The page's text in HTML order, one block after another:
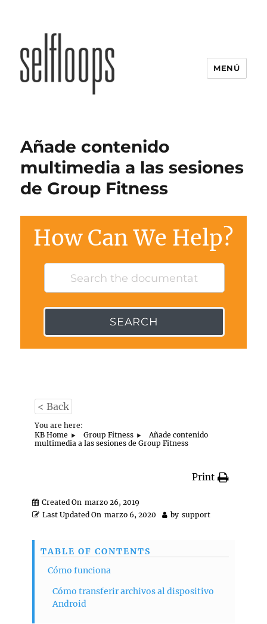
MENÚ
Añade contenido
multimedia a las sesiones
de Group Fitness
How Can We Help?
SEARCH
< Back
You are here:
KB Home
Group Fitness
Añade contenido
multimedia a las sesiones de Group Fitness
Print
Created On marzo 26, 2019
Last Updated On marzo 6, 2020 by support
TABLE OF CONTENTS
Cómo funciona
Cómo transferir archivos al dispositivo
Android